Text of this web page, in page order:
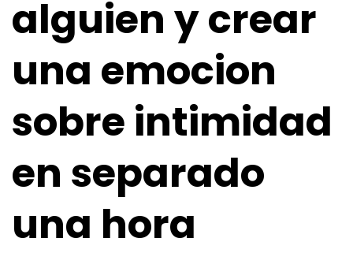
alguien y crear
una emocion
sobre intimidad
en separado
una hora